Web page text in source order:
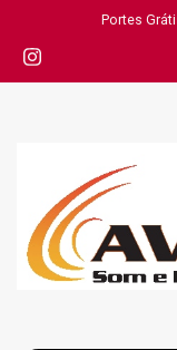
Portes